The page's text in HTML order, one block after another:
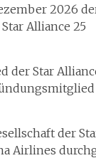
2026
Alliance 25
der Star
der
Airlines